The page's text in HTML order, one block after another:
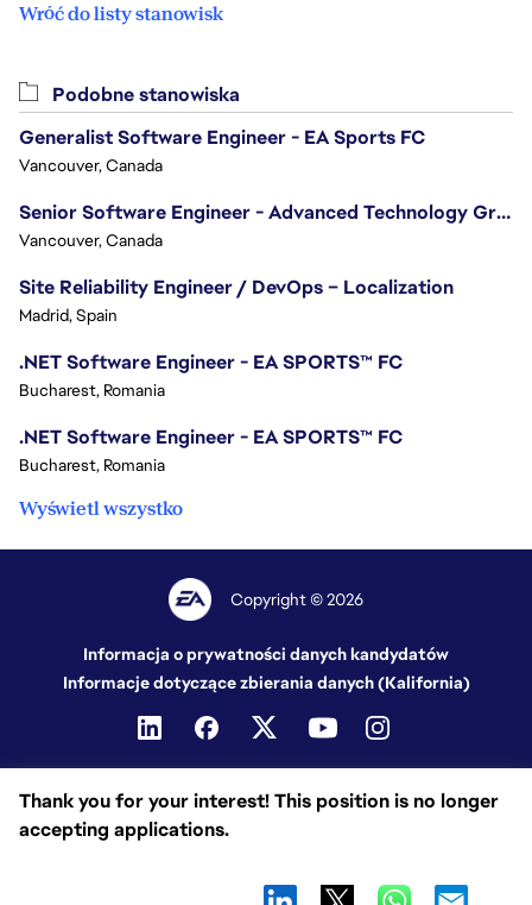
Wróć do listy stanowisk
Thank you for your interest! This position is no longer
accepting applications.
Podobne stanowiska
Generalist Software Engineer - EA Sports FC
Vancouver, Canada
Senior Software Engineer - Advanced Technology Group
Vancouver, Canada
Site Reliability Engineer / DevOps – Localization
Madrid, Spain
.NET Software Engineer - EA SPORTS™ FC
Bucharest, Romania
.NET Software Engineer - EA SPORTS™ FC
Bucharest, Romania
Wyświetl wszystko
Copyright © 2026
Informacja o prywatności danych kandydatów
Informacje dotyczące zbierania danych (Kalifornia)